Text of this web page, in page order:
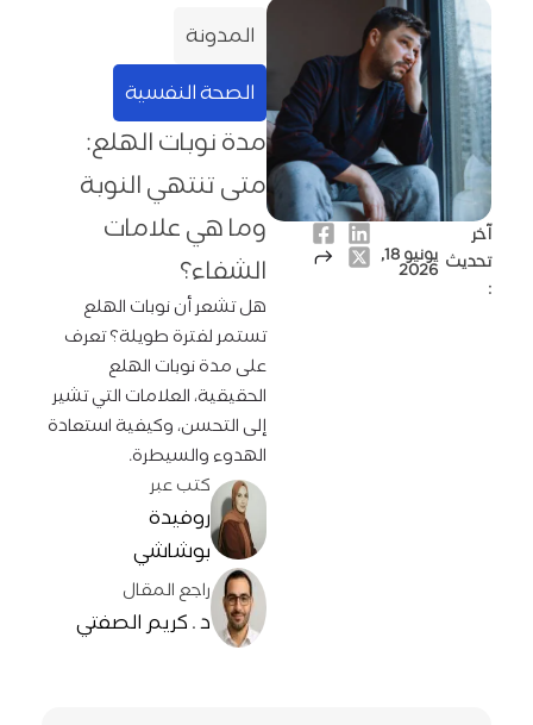
يونيو 18,
2026
آخر
تحديث
:
الصحة النفسية
المدونة
مدة نوبات الهلع:
متى تنتهي النوبة
وما هي علامات
الشفاء؟
هل تشعر أن نوبات الهلع
تستمر لفترة طويلة؟ تعرف
على مدة نوبات الهلع
الحقيقية، العلامات التي تشير
إلى التحسن، وكيفية استعادة
الهدوء والسيطرة.
كتب عبر
روفيدة
بوشاشي
راجع المقال
د . كريم الصفتي